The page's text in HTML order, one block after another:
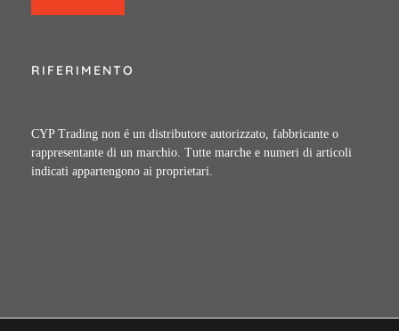
RIFERIMENTO
CYP Trading non é un distributore autorizzato, fabbricante o
rappresentante di un marchio. Tutte marche e numeri di articoli
indicati appartengono ai proprietari.